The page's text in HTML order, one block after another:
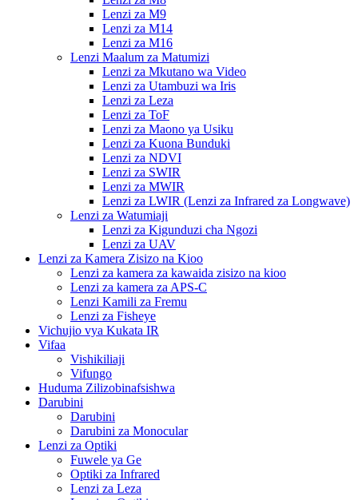
Lenzi za M9
Lenzi za M14
Lenzi za M16
Lenzi Maalum za Matumizi
Lenzi za Mkutano wa Video
Lenzi za Utambuzi wa Iris
Lenzi za Leza
Lenzi za ToF
Lenzi za Maono ya Usiku
Lenzi za Kuona Bunduki
Lenzi za NDVI
Lenzi za SWIR
Lenzi za MWIR
Lenzi za LWIR (Lenzi za Infrared za Longwave)
Lenzi za Watumiaji
Lenzi za Kigunduzi cha Ngozi
Lenzi za UAV
Lenzi za Kamera Zisizo na Kioo
Lenzi za kamera za kawaida zisizo na kioo
Lenzi za kamera za APS-C
Lenzi Kamili za Fremu
Lenzi za Fisheye
Vichujio vya Kukata IR
Vifaa
Vishikiliaji
Vifungo
Huduma Zilizobinafsishwa
Darubini
Darubini
Darubini za Monocular
Lenzi za Optiki
Fuwele ya Ge
Optiki za Infrared
Lenzi za Leza